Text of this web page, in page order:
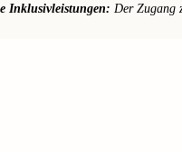
Inklusivleistungen: Der Zugang